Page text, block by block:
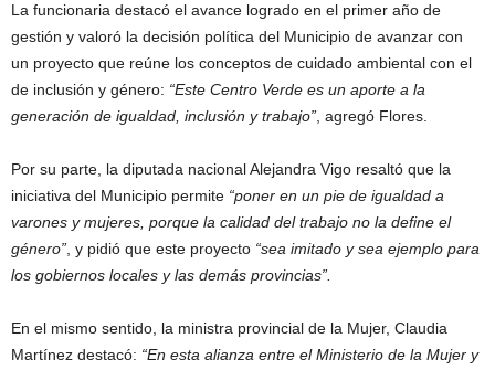
La funcionaria destacó el avance logrado en el primer año de
gestión y valoró la decisión política del Municipio de avanzar con
un proyecto que reúne los conceptos de cuidado ambiental con el
de inclusión y género: “Este Centro Verde es un aporte a la
generación de igualdad, inclusión y trabajo” , agregó Flores.
Por su parte, la diputada nacional Alejandra Vigo resaltó que la
iniciativa del Municipio permite “poner en un pie de igualdad a
varones y mujeres, porque la calidad del trabajo no la define el
género” , y pidió que este proyecto “sea imitado y sea ejemplo para
los gobiernos locales y las demás provincias”.
En el mismo sentido, la ministra provincial de la Mujer, Claudia
Martínez destacó: “En esta alianza entre el Ministerio de la Mujer y